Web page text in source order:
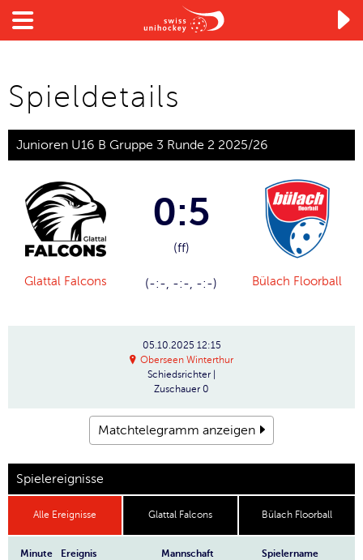

Spieldetails
Junioren U16 B Gruppe 3 Runde 2 2025/26
Glattal Falcons
0:5
(ff)
(-:-, -:-, -:-) Bülach Floorball
05.10.2025 12:15
Oberseen Winterthur
Schiedsrichter
Zuschauer 0
Matchtelegramm anzeigen
Spielereignisse
Alle Ereignisse Glattal Falcons Bülach Floorball
Minute Ereignis Mannschaft Spielername